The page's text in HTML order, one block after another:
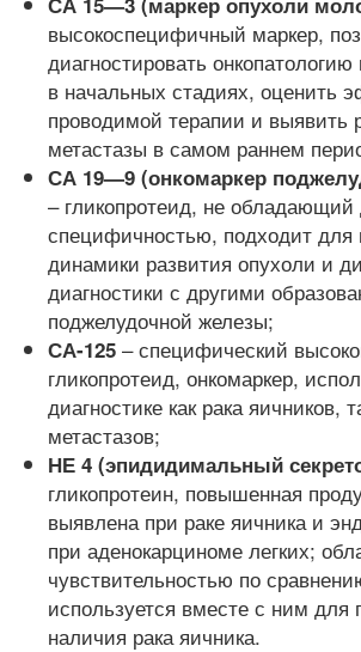
высокоспецифичный маркер,
диагностировать
в начальных стадиях, оценить
проводимой терапии и выявить
метастазы в самом раннем
СА 19—9 (онкомаркер
– гликопротеид, не обладающий
специфичностью, подходит для
динамики развития опухоли и
диагностики с другими
поджелудочной железы;
СА-125 – специфический
гликопротеид, онкомаркер,
диагностике как рака яичников,
метастазов;
НЕ 4 (эпидидимальный
гликопротеин, повышенная
выявлена при раке яичника и
при аденокарциноме легких;
чувствительностью по
используется вместе с ним для
наличия рака яичника.